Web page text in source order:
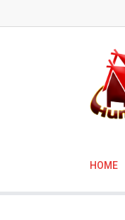
HOME